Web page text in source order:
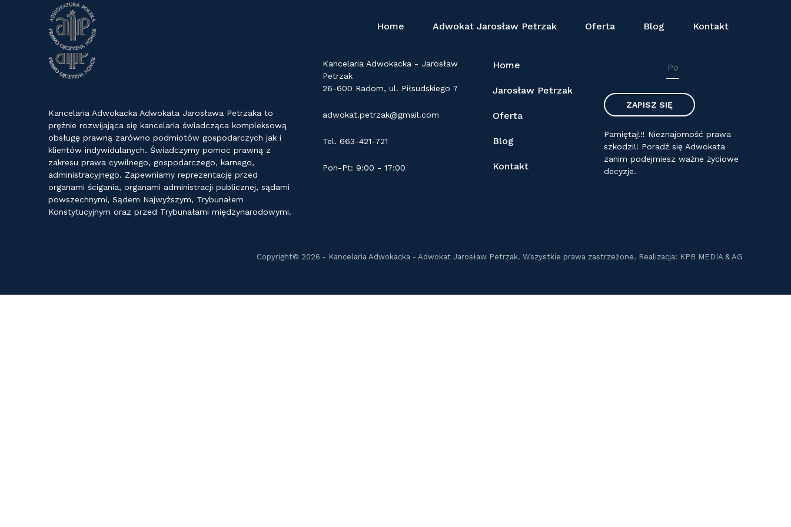
Home Adwokat Jarosław Petrzak Oferta Blog Kontakt
Kancelaria Adwokacka Adwokata Jarosława Petrzaka to
prężnie rozwijająca się kancelaria świadcząca kompleksową
obsługę prawną zarówno podmiotów gospodarczych jak i
klientów indywidulanych. Świadczymy pomoc prawną z
zakresu prawa cywilnego, gospodarczego, karnego,
administracyjnego. Zapewniamy reprezentację przed
organami ścigania, organami administracji publicznej, sądami
powszechnymi, Sądem Najwyższym, Trybunałem
Konstytucyjnym oraz przed Trybunałami międzynarodowymi.
Kancelaria Adwokacka - Jarosław
Petrzak
26-600 Radom, ul. Piłsudskiego 7
adwokat.petrzak@gmail.com
Tel. 663-421-721
Pon-Pt: 9:00 - 17:00
Home
Jarosław Petrzak
Oferta
Blog
Kontakt
Pamiętaj!!! Nieznajomość prawa
szkodzi!! Poradź się Adwokata
zanim podejmiesz ważne życiowe
decyzje.
Copyright© 2026 - Kancelaria Adwokacka - Adwokat Jarosław Petrzak. Wszystkie prawa zastrzeżone. Realizacja: KPB MEDIA & AG